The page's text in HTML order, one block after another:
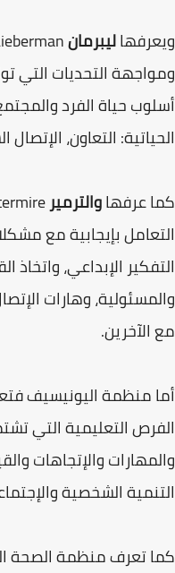
ويعرفهاليبرمان
ومواجهة التحديات التي
أسلوب حياة الفرد
الحياتية: التعاون،
كما عرفهاوالترمير
التعامل بإيجابية مع
التفكير الإبداعي، واتخاذ
والمسئولية، وهارات
مع الآخرين.
أما منظمة اليونيسيف
الفرص التعليمية التي
والمهارات والإتجاهات
التنمية الشخصية